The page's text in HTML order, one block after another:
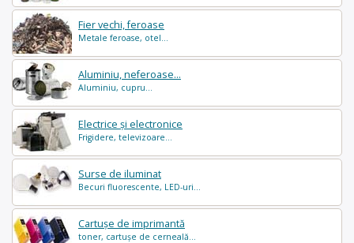
Fier vechi, feroase
Metale feroase, otel...
Aluminiu, neferoase...
Aluminiu, cupru...
Electrice și electronice
Frigidere, televizoare...
Surse de iluminat
Becuri fluorescente, LED-uri...
Cartușe de imprimantă
toner, cartușe de cerneală...